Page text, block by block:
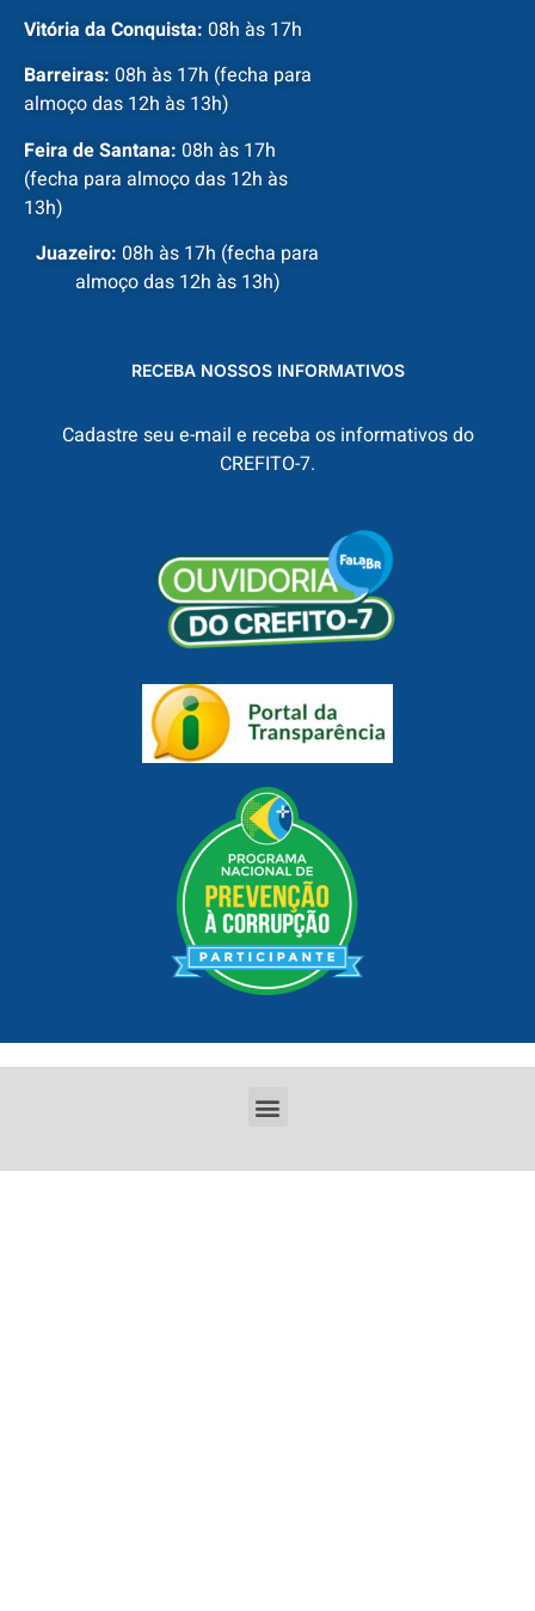
Vitória da Conquista: 08h às 17h
Barreiras: 08h às 17h (fecha para
almoço das 12h às 13h)
Feira de Santana: 08h às 17h
(fecha para almoço das 12h às
13h)
Juazeiro: 08h às 17h (fecha para
almoço das 12h às 13h)
RECEBA NOSSOS INFORMATIVOS
Cadastre seu e-mail e receba os informativos do
CREFITO-7.